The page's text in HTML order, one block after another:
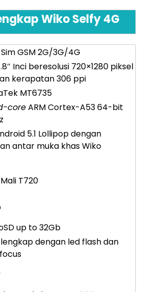
Wiko Selfy 4G
GSM 2G/3G/4G
Inci beresolusi 720×1280 piksel
kerapatan 306 ppi
MT6735
coreARM Cortex-A53 64-bit
5.1 Lollipop dengan
antar muka khas Wiko
T720
up to 32Gb
dengan led flash dan